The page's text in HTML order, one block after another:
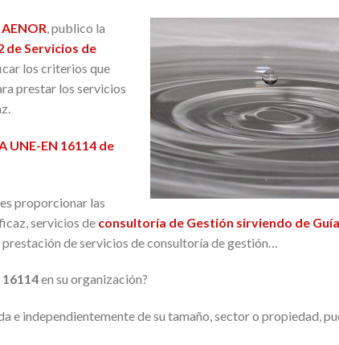
AENOR, publico la
de Servicios de
los criterios que
prestar los servicios
UNE-EN 16114 de
es proporcionar las
servicios de consultoría de Gestión sirviendo de
de servicios de consultoría de gestión…
16114en su organización?
e independientemente de su tamaño, sector o propiedad,